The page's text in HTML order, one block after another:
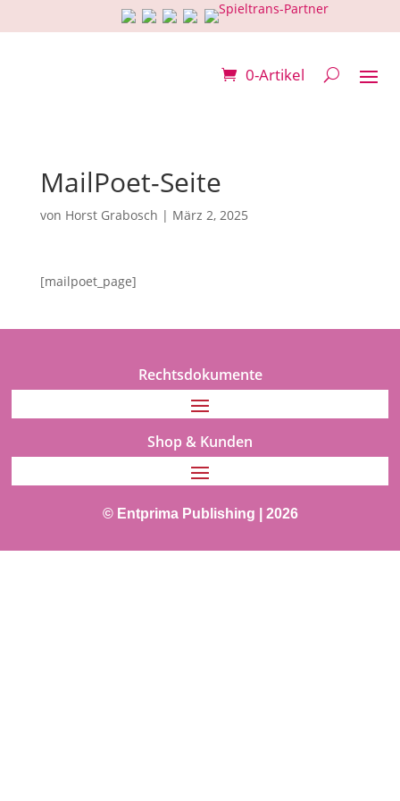
0-Artikel
MailPoet-Seite
von Horst Grabosch | März 2, 2025
[mailpoet_page]
Rechtsdokumente
Shop & Kunden
© Entprima Publishing | 2026